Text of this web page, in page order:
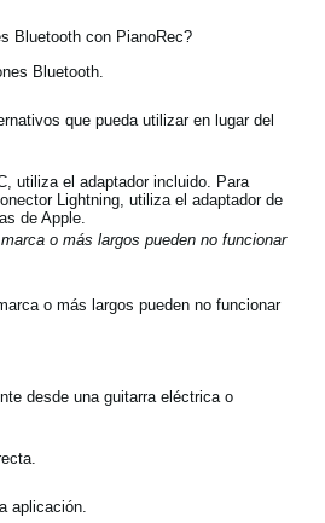
Bluetooth con PianoRec?
Bluetooth.
que pueda utilizar en lugar del
utiliza el adaptador incluido. Para
Lightning, utiliza el adaptador de
de Apple.
o más largos pueden no funcionar
o más largos pueden no funcionar
desde una guitarra eléctrica o
aplicación.